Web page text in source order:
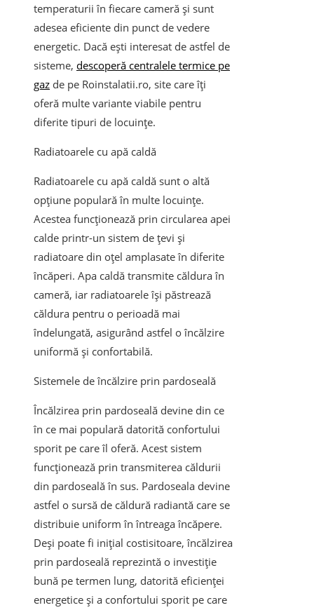
temperaturii în fiecare cameră și sunt
adesea eficiente din punct de vedere
energetic. Dacă ești interesat de astfel de
sisteme, descoperă centralele termice pe
gaz de pe Roinstalatii.ro, site care îți
oferă multe variante viabile pentru
diferite tipuri de locuințe.
Radiatoarele cu apă caldă
Radiatoarele cu apă caldă sunt o altă
opțiune populară în multe locuințe.
Acestea funcționează prin circularea apei
calde printr-un sistem de țevi și
radiatoare din oțel amplasate în diferite
încăperi. Apa caldă transmite căldura în
cameră, iar radiatoarele își păstrează
căldura pentru o perioadă mai
îndelungată, asigurând astfel o încălzire
uniformă și confortabilă.
Sistemele de încălzire prin pardoseală
Încălzirea prin pardoseală devine din ce
în ce mai populară datorită confortului
sporit pe care îl oferă. Acest sistem
funcționează prin transmiterea căldurii
din pardoseală în sus. Pardoseala devine
astfel o sursă de căldură radiantă care se
distribuie uniform în întreaga încăpere.
Deși poate fi inițial costisitoare, încălzirea
prin pardoseală reprezintă o investiție
bună pe termen lung, datorită eficienței
energetice și a confortului sporit pe care